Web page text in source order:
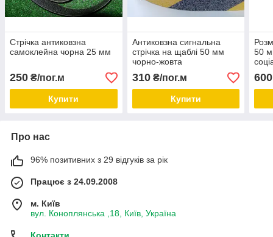
Стрічка антиковзна
самоклейна чорна 25 мм
250 ₴/пог.м
Купити
Антиковзна сигнальна
стрічка на щаблі 50 мм
чорно-жовта
310₴/пог.м
Купити
50
600
Про нас
96% позитивних з 29 відгуків за рік
Працює з 24.09.2008
м. Київ
вул. Коноплянська ,18, Київ, Україна